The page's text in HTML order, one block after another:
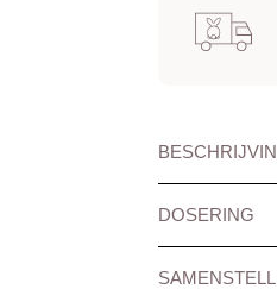
DOSERING